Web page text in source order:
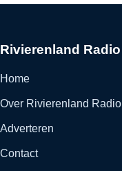
Rivierenland Radio
Home
Over Rivierenland Radio
Adverteren
Contact